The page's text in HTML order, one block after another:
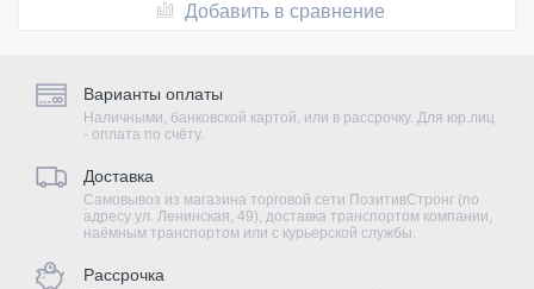
Добавить в сравнение
Варианты оплаты
Наличными, банковской картой, или в рассрочку. Для юр.лиц
- оплата по счёту.
Доставка
Самовывоз из магазина торговой сети ПозитивСтронг (по
адресу ул. Ленинская, 49), доставка транспортом компании,
наёмным транспортом или с курьерской службы.
Рассрочка